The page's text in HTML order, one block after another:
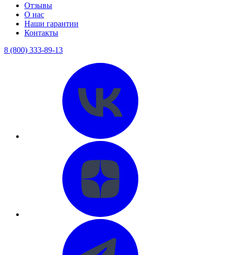
Отзывы
О нас
Наши гарантии
Контакты
8 (800) 333-89-13